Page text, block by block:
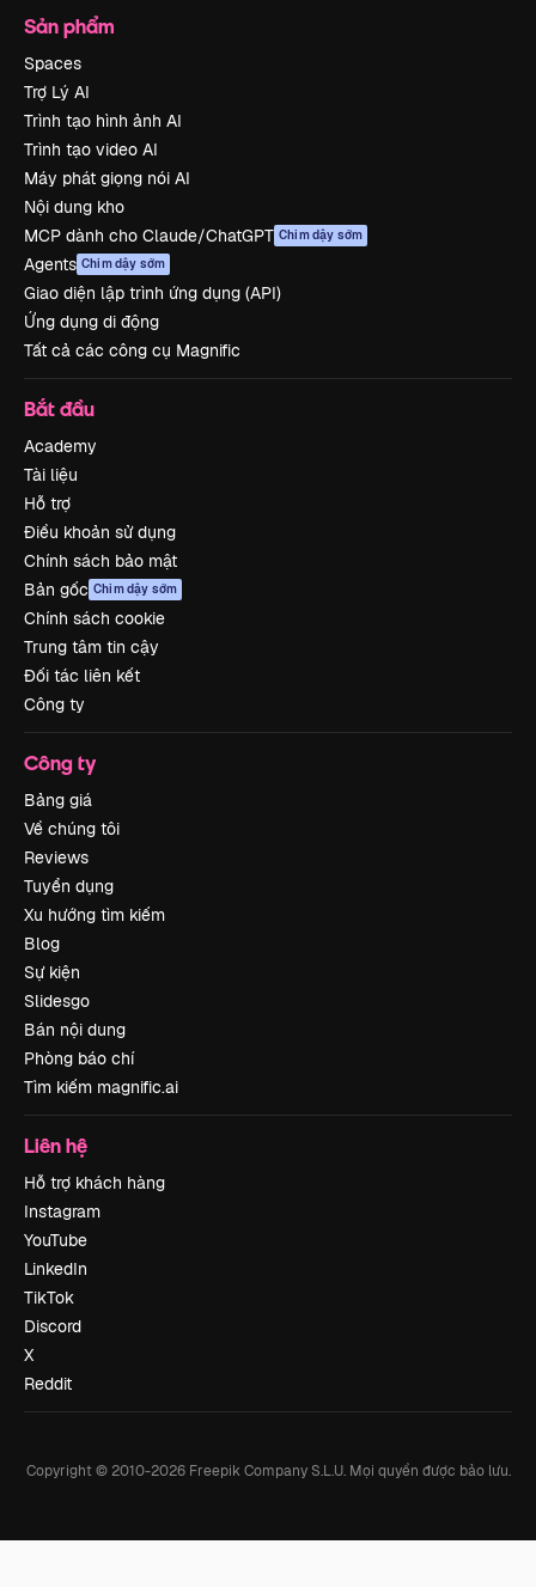
Sản phẩm
Spaces
Trợ Lý AI
Trình tạo hình ảnh AI
Trình tạo video AI
Máy phát giọng nói AI
Nội dung kho
MCP dành cho Claude/ChatGPT Chim dậy sớm
Agents Chim dậy sớm
Giao diện lập trình ứng dụng (API)
Ứng dụng di động
Tất cả các công cụ Magnific
Bắt đầu
Academy
Tài liệu
Hỗ trợ
Điều khoản sử dụng
Chính sách bảo mật
Bản gốc Chim dậy sớm
Chính sách cookie
Trung tâm tin cậy
Đối tác liên kết
Công ty
Công ty
Bảng giá
Về chúng tôi
Reviews
Tuyển dụng
Xu hướng tìm kiếm
Blog
Sự kiện
Slidesgo
Bán nội dung
Phòng báo chí
Tìm kiếm magnific.ai
Liên hệ
Hỗ trợ khách hàng
Instagram
YouTube
LinkedIn
TikTok
Discord
X
Reddit
Copyright © 2010-2026Freepik Company S.L.U. Mọi quyền được bảo lưu.